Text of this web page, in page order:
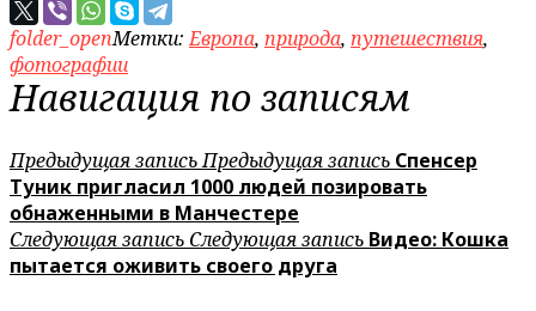
folder_openМетки:Европа, природа, путешествия,
фотографии
Навигация по записям
Предыдущая записьПредыдущая запись Спенсер
Туник пригласил 1000 людей позировать
обнаженными в Манчестере
Следующая запись Следующая запись Видео: Кошка
пытается оживить своего друга